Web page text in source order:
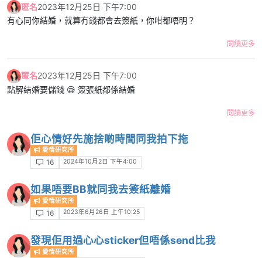
匿名2023年12月25日 下午7:00
有心同你結婚，就算冇錢都會去簽紙，你咁都唔明？
閱讀更多
匿名2023年12月25日 下午7:00
點解結婚要儲錢 😪 簽張紙都係結婚
閱讀更多
佢心情好先施捨啲時間同我拍下拖
愛情研究所
16 2024年10月2日 下午4:00
如果唔要BB就同我去簽紙離婚
愛情研究所
16 2023年6月26日 上午10:25
發現佢用過心心sticker但唔係send比我
愛情研究所